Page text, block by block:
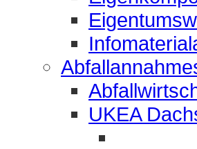
UKEA